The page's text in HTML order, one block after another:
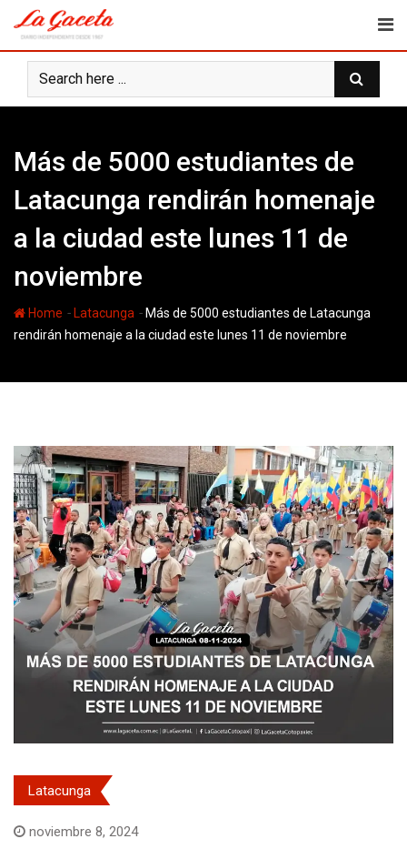
content
Más de 5000 estudiantes de
Latacunga rendirán homenaje
a la ciudad este lunes 11 de
noviembre
Home - Latacunga - Más de 5000 estudiantes de Latacunga
rendirán homenaje a la ciudad este lunes 11 de noviembre
Latacunga
noviembre 8, 2024